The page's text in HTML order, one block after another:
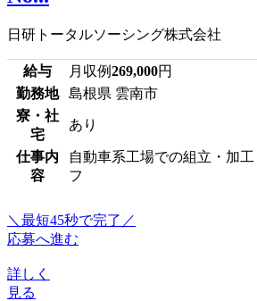
日研トータルソーシング株式会社
給与 月収例269,000円
勤務地
島根県 雲南市
寮・社
宅
あり
仕事内
容
自動車系工場での組立・加
フ
＼最短45秒で完了／
応募へ進む
詳しく
見る